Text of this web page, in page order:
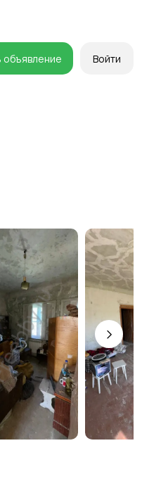
объявление Войти